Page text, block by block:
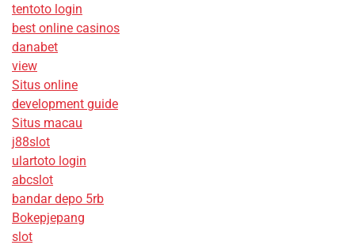
tentoto login
best online casinos
danabet
view
Situs online
development guide
Situs macau
j88slot
ulartoto login
abcslot
bandar depo 5rb
Bokepjepang
slot